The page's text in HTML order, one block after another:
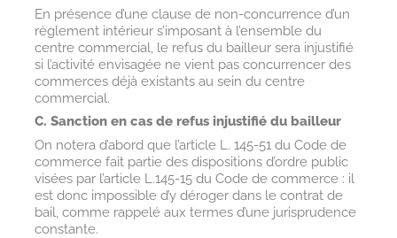
En présence d’une clause de non-concurrence d’un
règlement intérieur s’imposant à l’ensemble du
centre commercial, le refus du bailleur sera injustifié
si l’activité envisagée ne vient pas concurrencer des
commerces déjà existants au sein du centre
commercial.
C. Sanction en cas de refus injustifié du bailleur
On notera d’abord que l’article L. 145-51 du Code de
commerce fait partie des dispositions d’ordre public
visées par l’article L.145-15 du Code de commerce : il
est donc impossible d’y déroger dans le contrat de
bail, comme rappelé aux termes d’une jurisprudence
constante.